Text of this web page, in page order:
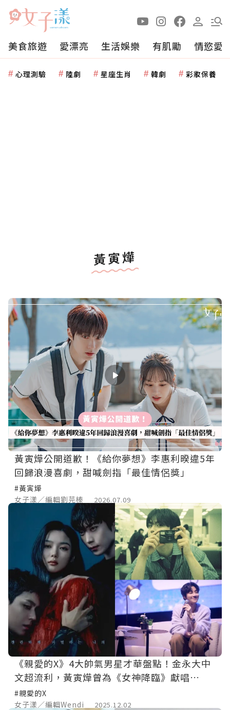
美食旅遊 愛漂亮 生活娛樂 有肌勵 情慾愛
心理測驗 陸劇 星座生肖 韓劇 彩妝保養
黃寅燁
黃寅燁公開道歉！《給你夢想》李惠利暌違5年
回歸浪漫喜劇，甜喊劍指「最佳情侶獎」
#黃寅燁
女子漾／編輯劉芫榛
2026.07.09
《親愛的X》4大帥氣男星才華盤點！金永大中
文超流利，黃寅燁曾為《女神降臨》獻唱
OST！
#親愛的X
女子漾／編輯Wendi
2025.12.02